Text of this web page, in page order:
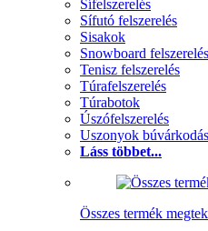
Sífelszerelés
Sífutó felszerelés
Sisakok
Snowboard felszerelés
Tenisz felszerelés
Túrafelszerelés
Túrabotok
Úszófelszerelés
Uszonyok
Láss többet...
Összes termék